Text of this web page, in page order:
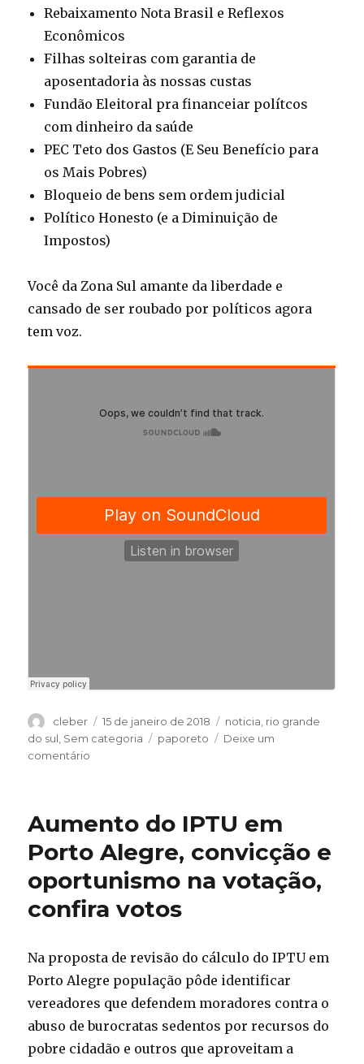
Rebaixamento Nota Brasil e Reflexos
Econômicos
Filhas solteiras com garantia de
aposentadoria às nossas custas
Fundão Eleitoral pra financeiar polítcos
com dinheiro da saúde
PEC Teto dos Gastos (E Seu Benefício para
os Mais Pobres)
Bloqueio de bens sem ordem judicial
Político Honesto (e a Diminuição de
Impostos)
Você da Zona Sul amante da liberdade e
cansado de ser roubado por políticos agora
tem voz.
Autor
cleber
Publicado
em
15 de janeiro de 2018 Categorias
noticia, rio grande
do sul, Sem categoria Tags
paporeto
Deixe um
comentário
13/01,
Notícias
da
Semana
e
Bitcoin
Aumento do IPTU em
Porto Alegre, convicção e
oportunismo na votação,
confira votos
Na proposta de revisão do cálculo do IPTU em
Porto Alegre população pôde identificar
vereadores que defendem moradores contra o
abuso de burocratas sedentos por recursos do
pobre cidadão e outros que aproveitam a